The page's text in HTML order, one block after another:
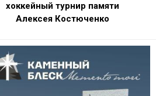
хоккейный турнир памяти
Алексея Костюченко